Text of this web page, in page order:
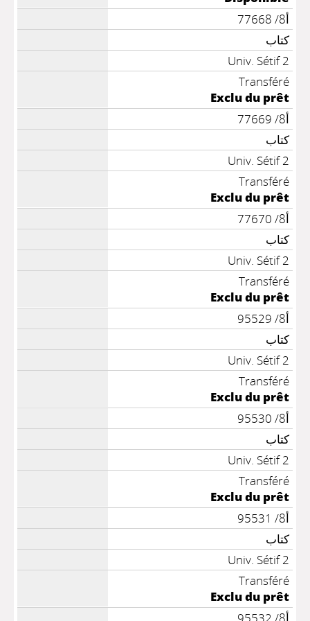
أ8/ 77668
كتاب
Univ. Sétif 2
Transféré
Exclu du prêt
أ8/ 77669
كتاب
Univ. Sétif 2
Transféré
Exclu du prêt
أ8/ 77670
كتاب
Univ. Sétif 2
Transféré
Exclu du prêt
أ8/ 95529
كتاب
Univ. Sétif 2
Transféré
Exclu du prêt
أ8/ 95530
كتاب
Univ. Sétif 2
Transféré
Exclu du prêt
أ8/ 95531
كتاب
Univ. Sétif 2
Transféré
Exclu du prêt